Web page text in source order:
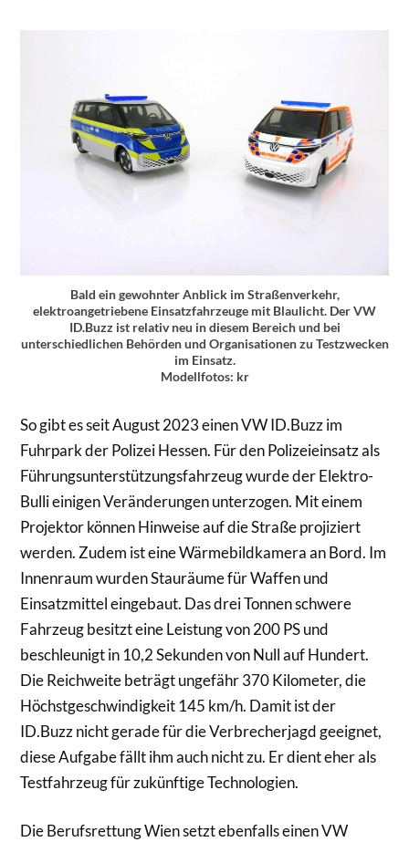
Bald ein gewohnter Anblick im Straßenverkehr,
elektroangetriebene Einsatzfahrzeuge mit Blaulicht. Der VW
ID.Buzz ist relativ neu in diesem Bereich und bei
unterschiedlichen Behörden und Organisationen zu Testzwecken
im Einsatz.
Modellfotos: kr
So gibt es seit August 2023 einen VW ID.Buzz im
Fuhrpark der Polizei Hessen. Für den Polizeieinsatz als
Führungsunterstützungsfahrzeug wurde der Elektro-
Bulli einigen Veränderungen unterzogen. Mit einem
Projektor können Hinweise auf die Straße projiziert
werden. Zudem ist eine Wärmebildkamera an Bord. Im
Innenraum wurden Stauräume für Waffen und
Einsatzmittel eingebaut. Das drei Tonnen schwere
Fahrzeug besitzt eine Leistung von 200 PS und
beschleunigt in 10,2 Sekunden von Null auf Hundert.
Die Reichweite beträgt ungefähr 370 Kilometer, die
Höchstgeschwindigkeit 145 km/h. Damit ist der
ID.Buzz nicht gerade für die Verbrecherjagd geeignet,
diese Aufgabe fällt ihm auch nicht zu. Er dient eher als
Testfahrzeug für zukünftige Technologien.
Die Berufsrettung Wien setzt ebenfalls einen VW